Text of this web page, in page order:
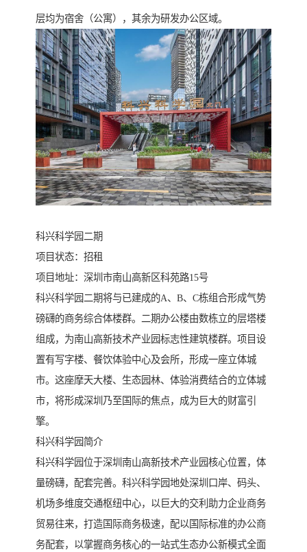
层均为宿舍（公寓），其余为研发办公区域。
科兴科学园二期
项目状态：招租
项目地址：深圳市南山高新区科苑路15号
科兴科学园二期将与已建成的A、B、C栋组合形成气势
磅礴的商务综合体楼群。二期办公楼由数栋立的层塔楼
组成，为南山高新技术产业园标志性建筑楼群。项目设
置有写字楼、餐饮体验中心及会所，形成一座立体城
市。这座摩天大楼、生态园林、体验消费结合的立体城
市，将形成深圳乃至国际的焦点，成为巨大的财富引
擎。
科兴科学园简介
科兴科学园位于深圳南山高新技术产业园核心位置，体
量磅礴，配套完善。科兴科学园地处深圳口岸、码头、
机场多维度交通枢纽中心，以巨大的交利助力企业商务
贸易往来，打造国际商务极速，配以国际标准的办公商
务配套，以掌握商务核心的一站式生态办公新模式全面